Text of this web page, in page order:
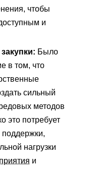
чтобы
и
Было
в том, что
сильный
методов
это потребует
поддержки,
нагрузки
и